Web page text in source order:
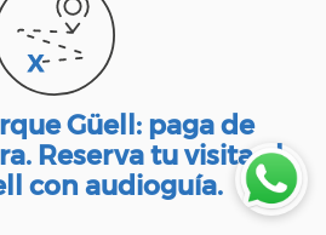
Güell: paga de
Reserva tu visita al
con audioguía.